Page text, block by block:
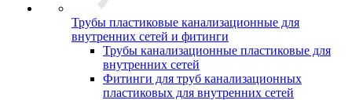
Трубы пластиковые канализационные для
внутренних сетей и фитинги
Трубы канализационные пластиковые для
внутренних сетей
Фитинги для труб канализационных
пластиковых для внутренних сетей